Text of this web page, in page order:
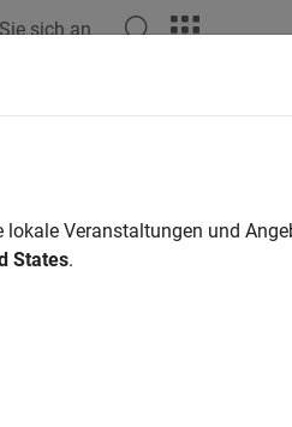
sich an
Veranstaltungen und
States.